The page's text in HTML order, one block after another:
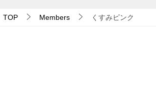
TOP Members くすみピンク